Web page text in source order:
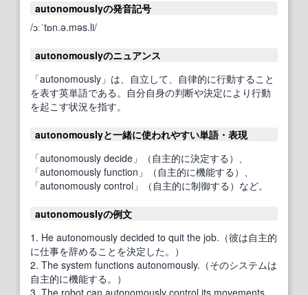
autonomouslyの発音記号
/ɔːˈtɒn.ə.məs.li/
autonomouslyのニュアンス
「autonomously」は、自立して、自律的に行動すること
を表す英単語である。自分自身の判断や決定により行動
を起こす状況を指す。
autonomouslyと一緒に使われやすい単語・表現
「autonomously decide」（自主的に決定する）、
「autonomously function」（自主的に機能する）、
「autonomously control」（自主的に制御する）など。
autonomouslyの例文
1. He autonomously decided to quit the job.（彼は自主的
に仕事を辞めることを決定した。）
2. The system functions autonomously.（そのシステムは
自主的に機能する。）
3. The robot can autonomously control its movements.